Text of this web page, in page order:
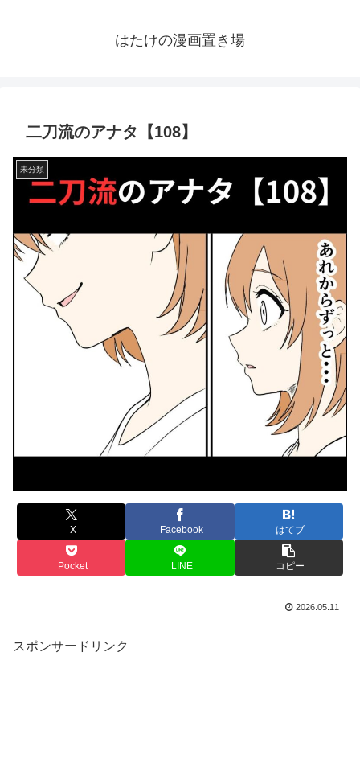
はたけの漫画置き場
二刀流のアナタ【108】
未分類
X Facebook はてブ
Pocket LINE コピー
2026.05.11
スポンサードリンク